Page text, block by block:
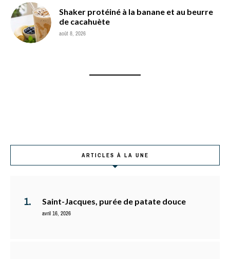
Shaker protéiné à la banane et au beurre
de cacahuète
août 8, 2026
ARTICLES À LA UNE
Saint-Jacques, purée de patate douce
avril 16, 2026